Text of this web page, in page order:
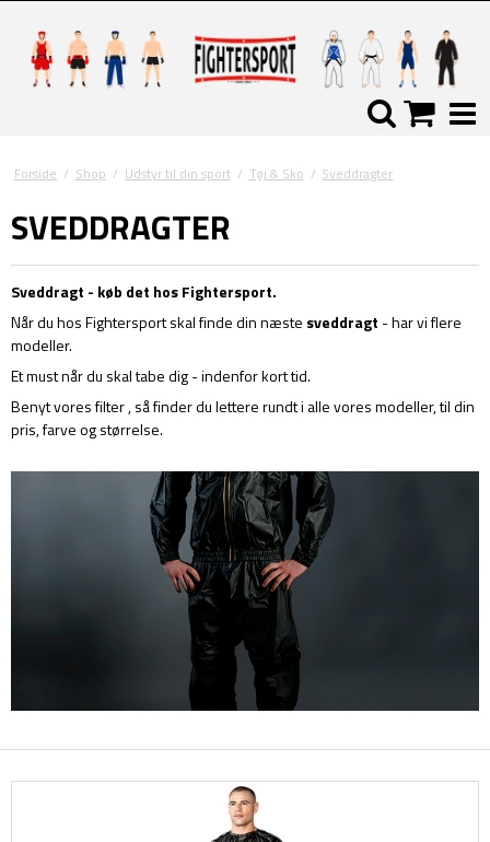
Forside / Shop / Udstyr til din sport / Tøj & Sko / Sveddragter
SVEDDRAGTER
Sveddragt - køb det hos Fightersport.
Når du hos Fightersport skal finde din næste sveddragt - har vi flere
modeller.
Et must når du skal tabe dig - indenfor kort tid.
Benyt vores filter , så finder du lettere rundt i alle vores modeller, til din
pris, farve og størrelse.